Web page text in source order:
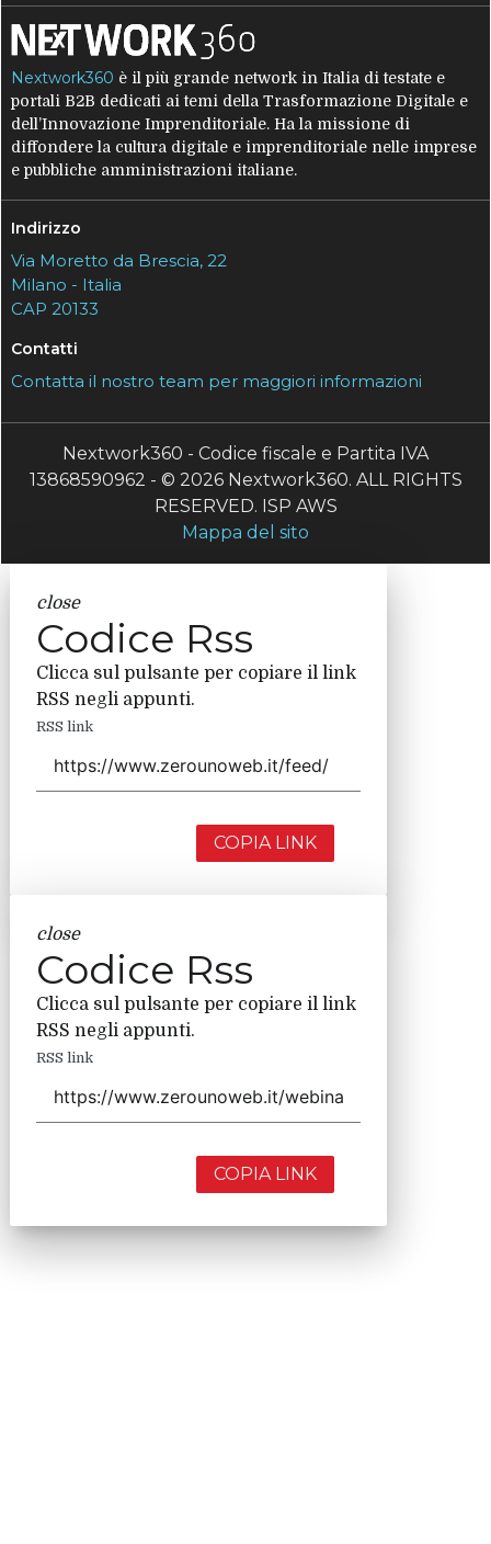
Nextwork360 è il più grande network in Italia di testate e
portali B2B dedicati ai temi della Trasformazione Digitale e
dell’Innovazione Imprenditoriale. Ha la missione di
diffondere la cultura digitale e imprenditoriale nelle imprese
e pubbliche amministrazioni italiane.
Indirizzo
Via Moretto da Brescia, 22
Milano - Italia
CAP 20133
Contatti
Contatta il nostro team per maggiori informazioni
Nextwork360 - Codice fiscale e Partita IVA
13868590962 - © 2026 Nextwork360. ALL RIGHTS
RESERVED. ISP AWS
Mappa del sito
close
Codice Rss
Clicca sul pulsante per copiare il link
RSS negli appunti.
RSS link
COPIA LINK
close
Codice Rss
Clicca sul pulsante per copiare il link
RSS negli appunti.
RSS link
COPIA LINK